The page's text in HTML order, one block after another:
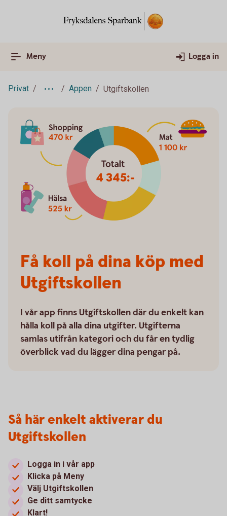
Meny Logga in
Privat Appen Utgiftskollen
Få koll på dina köp med
Utgiftskollen
I vår app finns Utgiftskollen där du enkelt kan
hålla koll på alla dina utgifter. Utgifterna
samlas utifrån kategori och du får en tydlig
överblick vad du lägger dina pengar på.
Så här enkelt aktiverar du
Utgiftskollen
Logga in i vår app
Klicka på Meny
Välj Utgiftskollen
Ge ditt samtycke
Klart!